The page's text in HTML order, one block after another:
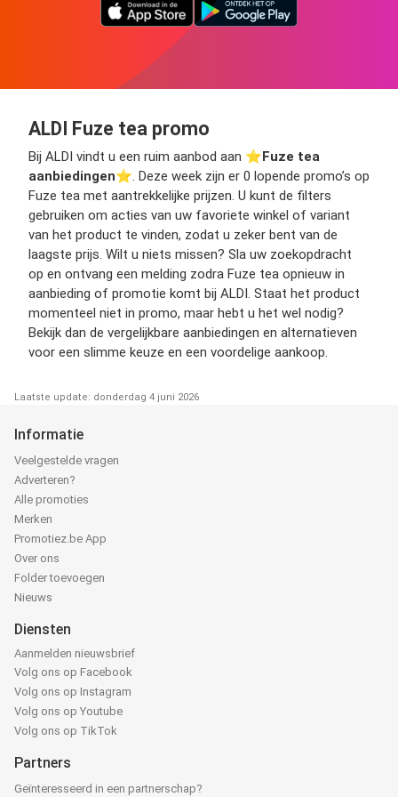
ALDI Fuze tea promo
Bij ALDI vindt u een ruim aanbod aan ⭐️Fuze tea
aanbiedingen⭐️. Deze week zijn er 0 lopende promo’s op
Fuze tea met aantrekkelijke prijzen. U kunt de filters
gebruiken om acties van uw favoriete winkel of variant
van het product te vinden, zodat u zeker bent van de
laagste prijs. Wilt u niets missen? Sla uw zoekopdracht
op en ontvang een melding zodra Fuze tea opnieuw in
aanbieding of promotie komt bij ALDI. Staat het product
momenteel niet in promo, maar hebt u het wel nodig?
Bekijk dan de vergelijkbare aanbiedingen en alternatieven
voor een slimme keuze en een voordelige aankoop.
Laatste update: donderdag 4 juni 2026
Informatie
Veelgestelde vragen
Adverteren?
Alle promoties
Merken
Promotiez.be App
Over ons
Folder toevoegen
Nieuws
Diensten
Aanmelden nieuwsbrief
Volg ons op Facebook
Volg ons op Instagram
Volg ons op Youtube
Volg ons op TikTok
Partners
Geïnteresseerd in een partnerschap?